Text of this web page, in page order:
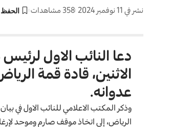
نشر في 11 نوفمبر 2024 358 مشاهدات
دعا النائب الاول
الاثنين، قادة قمة
عدوانه.
وذكر المكتب الاعلامي للنائب الاول في
الرياض، إلى اتخاذ موقف صارم وموحد